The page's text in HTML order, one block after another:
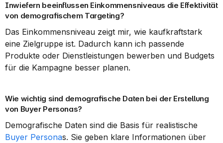
Inwiefern beeinflussen Einkommensniveaus die Effektivität
von demografischem Targeting?
Das Einkommensniveau zeigt mir, wie kaufkraftstark
eine Zielgruppe ist. Dadurch kann ich passende
Produkte oder Dienstleistungen bewerben und Budgets
für die Kampagne besser planen.
Wie wichtig sind demografische Daten bei der Erstellung
von Buyer Personas?
Buyer Personas. Sie geben klare Informationen über